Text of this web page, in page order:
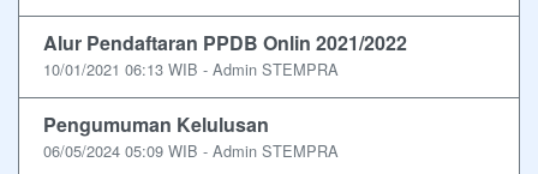
Alur Pendaftaran PPDB Onlin 2021/2022
10/01/2021 06:13 WIB - Admin STEMPRA
Pengumuman Kelulusan
06/05/2024 05:09 WIB - Admin STEMPRA